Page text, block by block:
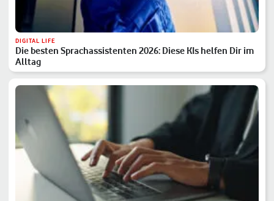
DIGITAL LIFE
Die besten Sprachassistenten 2026: Diese KIs helfen Dir im
Alltag